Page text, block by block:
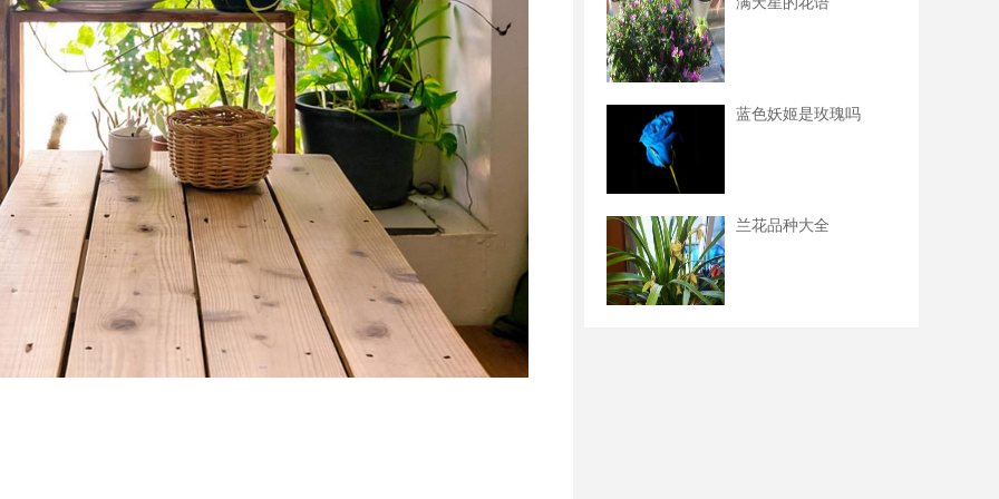
蓝色妖姬是玫瑰吗
兰花品种大全